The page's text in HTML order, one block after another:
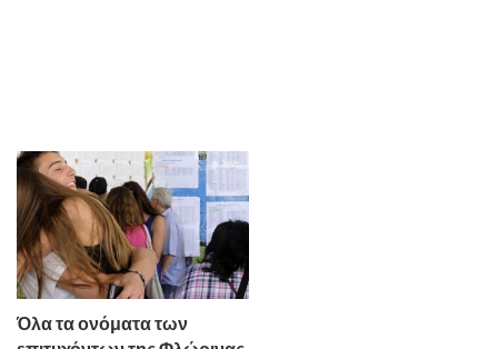
Όλα τα ονόματα των